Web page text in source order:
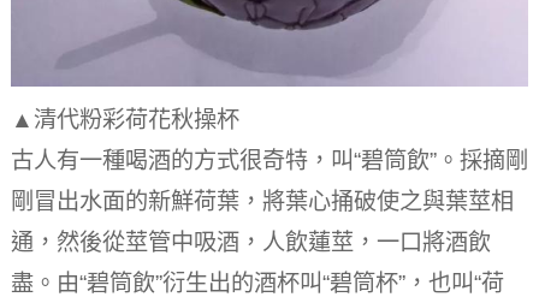
▲清代粉彩荷花秋操杯
古人有一種喝酒的方式很奇特，叫“碧筒飲”。 採摘剛
剛冒出水面的新鮮荷葉，將葉心捅破使之與葉莖相
通，然後從莖管中吸酒，人飲蓮莖，一口將酒飲
盡。由“碧筒飲”衍生出的酒杯叫“碧筒杯”，也叫“荷